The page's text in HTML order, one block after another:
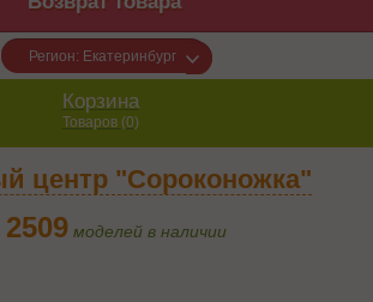
Регион: Екатеринбург
Корзина
Товаров (0)
центр "Сороконожка"
2509 моделей в наличии